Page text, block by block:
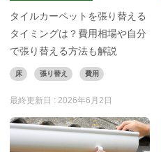
タイルカーペットを張り替える
タイミングは？費用相場や自分
で張り替える方法も解説
床 張り替え 費用
最終更新日 : 2026年6月2日